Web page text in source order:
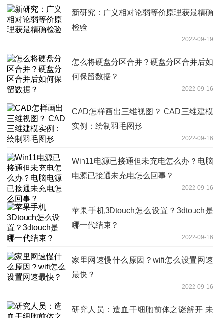
新研究：广义相对论弱等价原理获最精确
检验
2022-09-19
怎么将硬盘分区合并？硬盘分区合并后如
何保留数据？
2022-09-16
CAD怎样画出三维视图？ CAD三维建模
实例：绘制羽毛图形
2022-09-16
Win11电源已接通但未充电怎么办？电脑
电源已接通未充电怎么回事？
2022-09-16
苹果手机3Dtouch怎么设置？3dtouch是
哪一代结束？
2022-09-16
家里网速慢什么原因？wifi怎么设置网速
最快？
2022-09-16
研究人员：造血干细胞前体之谜解开 未